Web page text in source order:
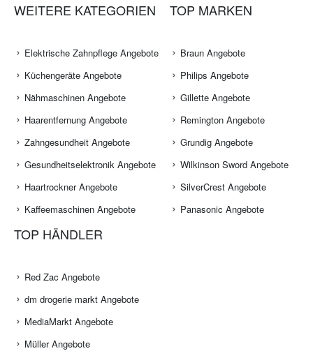
WEITERE KATEGORIEN
Elektrische Zahnpflege Angebote
Küchengeräte Angebote
Nähmaschinen Angebote
Haarentfernung Angebote
Zahngesundheit Angebote
Gesundheitselektronik Angebote
Haartrockner Angebote
Kaffeemaschinen Angebote
TOP MARKEN
Braun Angebote
Philips Angebote
Gillette Angebote
Remington Angebote
Grundig Angebote
Wilkinson Sword Angebote
SilverCrest Angebote
Panasonic Angebote
TOP HÄNDLER
Red Zac Angebote
dm drogerie markt Angebote
MediaMarkt Angebote
Müller Angebote